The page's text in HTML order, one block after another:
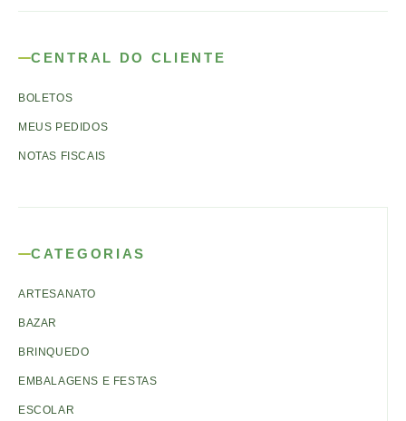
CENTRAL DO CLIENTE
BOLETOS
MEUS PEDIDOS
NOTAS FISCAIS
CATEGORIAS
ARTESANATO
BAZAR
BRINQUEDO
EMBALAGENS E FESTAS
ESCOLAR